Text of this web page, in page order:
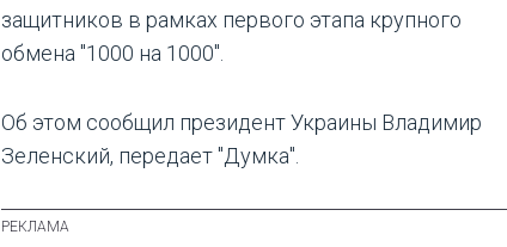
защитников в рамках первого этапа крупного
обмена "1000 на 1000".
Об этом сообщил президент Украины Владимир
Зеленский, передает "Думка".